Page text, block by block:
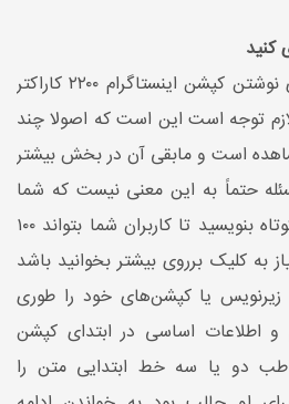
کنید
حداکثر تعداد کاراکتر برای نوشتن کپشن اینستاگرام ۲۲۰۰ کاراکتر
توجه است این است که اصولا چند
است و مابقی آن در بخش بیشتر
حتماً به این معنی نیست که شما
کپشن‌های خود را بسیار کوتاه بنویسید تا کاربران شما بتواند ۱۰۰
به کلیک برروی بیشتر بخوانید باشد
زیرنویس یا کپشن‌های خود را طوری
و اطلاعات اساسی در ابتدای کپشن
دو یا سه خط ابتدایی متن را